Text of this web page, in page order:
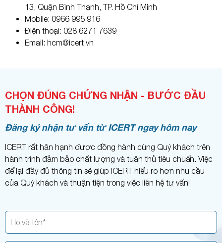
13, Quận Bình Thạnh, TP. Hồ Chí Minh
Mobile: 0966 995 916
Điện thoại: 028 6271 7639
Email: hcm@icert.vn
CHỌN ĐÚNG CHỨNG NHẬN - BƯỚC ĐẦU
THÀNH CÔNG!
Đăng ký nhận tư vấn từ ICERT ngay hôm nay
ICERT rất hân hạnh được đồng hành cùng Quý khách trên
hành trình đảm bảo chất lượng và tuân thủ tiêu chuẩn. Việc
để lại đầy đủ thông tin sẽ giúp ICERT hiểu rõ hơn nhu cầu
của Quý khách và thuận tiện trong việc liên hệ tư vấn!